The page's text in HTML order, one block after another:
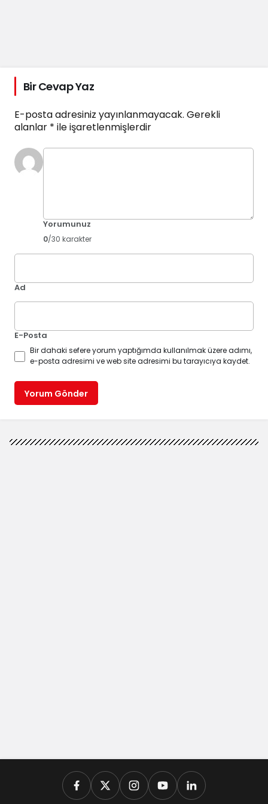
Bir Cevap Yaz
E-posta adresiniz yayınlanmayacak. Gerekli
alanlar * ile işaretlenmişlerdir
Yorumunuz
0/30 karakter
Ad
E-Posta
Bir dahaki sefere yorum yaptığımda kullanılmak üzere adımı,
e-posta adresimi ve web site adresimi bu tarayıcıya kaydet.
Yorum Gönder